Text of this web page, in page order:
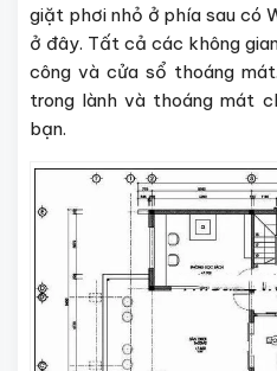
giặt phơi nhỏ ở phía sau có
ở đây. Tất cả các không
công và cửa sổ thoáng
trong lành và thoáng mát
bạn.